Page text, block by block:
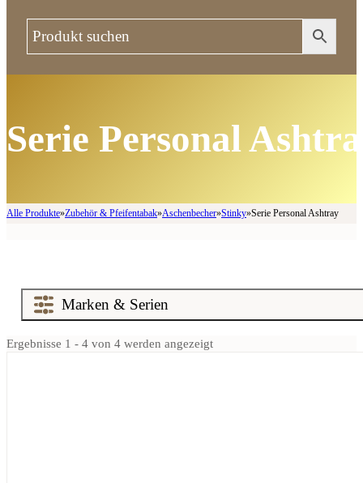
Serie Personal
Alle Produkte»Zubehör & Pfeifentabak»Aschenbecher»Stinky»Serie Personal Ashtray
Ergebnisse 1 - 4 von 4 werden angezeigt